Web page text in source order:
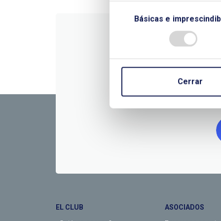
Básicas e
Cerrar
EL CLUB ASOCIADOS